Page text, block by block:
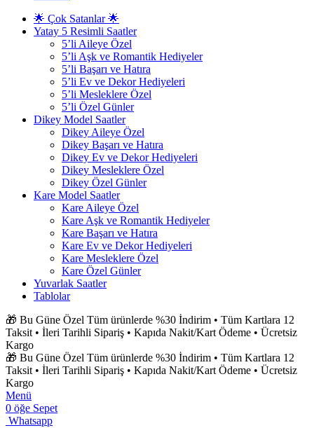
🌟 Çok Satanlar 🌟
Yatay 5 Resimli Saatler
5’li Aileye Özel
5’li Aşk ve Romantik Hediyeler
5’li Başarı ve Hatıra
5’li Ev ve Dekor Hediyeleri
5’li Mesleklere Özel
5’li Özel Günler
Dikey Model Saatler
Dikey Aileye Özel
Dikey Başarı ve Hatıra
Dikey Ev ve Dekor Hediyeleri
Dikey Mesleklere Özel
Dikey Özel Günler
Kare Model Saatler
Kare Aileye Özel
Kare Aşk ve Romantik Hediyeler
Kare Başarı ve Hatıra
Kare Ev ve Dekor Hediyeleri
Kare Mesleklere Özel
Kare Özel Günler
Yuvarlak Saatler
Tablolar
🎁 Bu Güne Özel Tüm ürünlerde %30 İndirim • Tüm Kartlara 12
Taksit • İleri Tarihli Sipariş • Kapıda Nakit/Kart Ödeme • Ücretsiz
Kargo
🎁 Bu Güne Özel Tüm ürünlerde %30 İndirim • Tüm Kartlara 12
Taksit • İleri Tarihli Sipariş • Kapıda Nakit/Kart Ödeme • Ücretsiz
Kargo
Menü
0 öğe Sepet
Whatsapp